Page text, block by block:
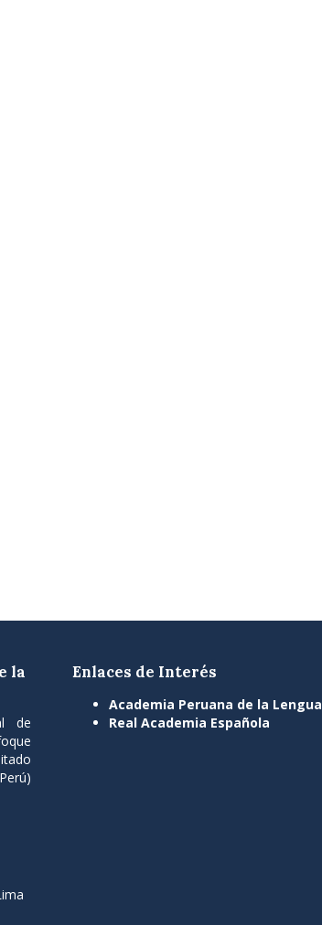
la
de
Enlaces de Interés
Academia Peruana de la Lengua
Real Academia Española